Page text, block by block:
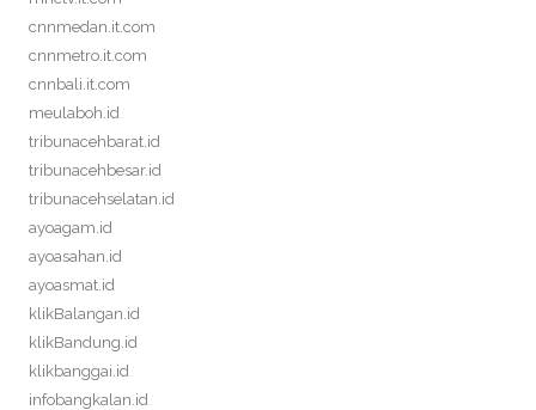
cnnmedan.it.com
cnnmetro.it.com
cnnbali.it.com
meulaboh.id
tribunacehbarat.id
tribunacehbesar.id
tribunacehselatan.id
ayoagam.id
ayoasahan.id
ayoasmat.id
klikBalangan.id
klikBandung.id
klikbanggai.id
infobangkalan.id